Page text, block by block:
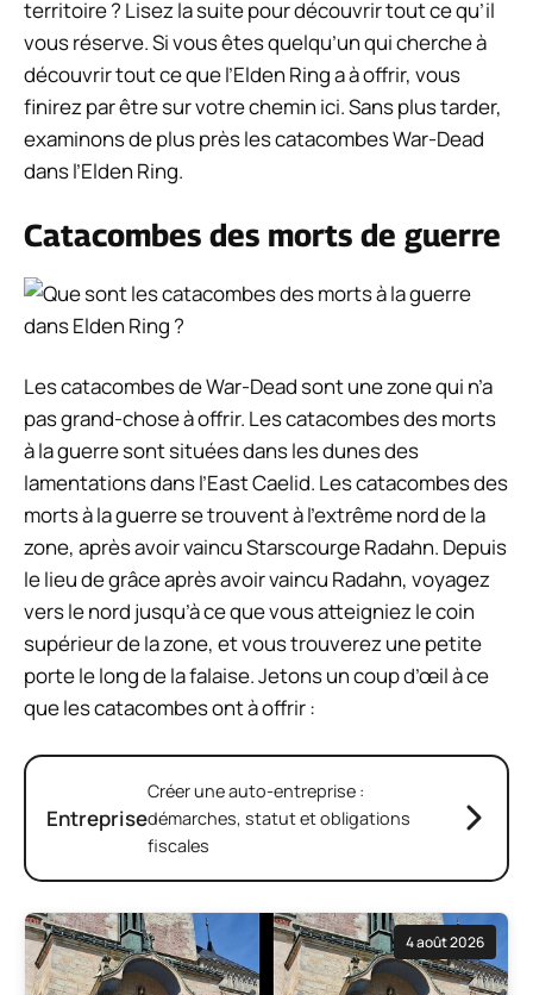
territoire ? Lisez la suite pour découvrir tout ce qu’il
vous réserve. Si vous êtes quelqu’un qui cherche à
découvrir tout ce que l’Elden Ring a à offrir, vous
finirez par être sur votre chemin ici. Sans plus tarder,
examinons de plus près les catacombes War-Dead
dans l’Elden Ring.
Catacombes des morts de guerre
Les catacombes de War-Dead sont une zone qui n’a
pas grand-chose à offrir. Les catacombes des morts
à la guerre sont situées dans les dunes des
lamentations dans l’East Caelid. Les catacombes des
morts à la guerre se trouvent à l’extrême nord de la
zone, après avoir vaincu Starscourge Radahn. Depuis
le lieu de grâce après avoir vaincu Radahn, voyagez
vers le nord jusqu’à ce que vous atteigniez le coin
supérieur de la zone, et vous trouverez une petite
porte le long de la falaise. Jetons un coup d’œil à ce
que les catacombes ont à offrir :
Entreprise
Créer une auto-entreprise :
démarches, statut et obligations
fiscales
4 août 2026